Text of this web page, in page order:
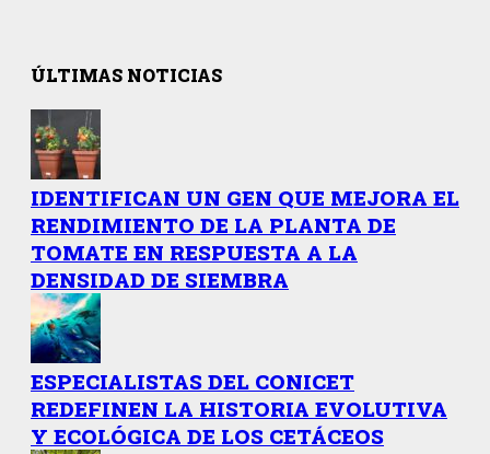
ÚLTIMAS NOTICIAS
IDENTIFICAN UN GEN QUE MEJORA EL
RENDIMIENTO DE LA PLANTA DE
TOMATE EN RESPUESTA A LA
DENSIDAD DE SIEMBRA
ESPECIALISTAS DEL CONICET
REDEFINEN LA HISTORIA EVOLUTIVA
Y ECOLÓGICA DE LOS CETÁCEOS